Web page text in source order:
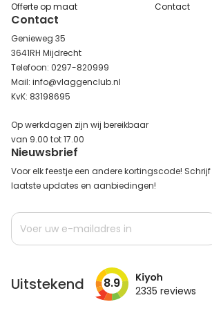
Offerte op maat
Contact
Contact
Genieweg 35
3641RH Mijdrecht
Telefoon: 0297-820999
Mail: info@vlaggenclub.nl
KvK: 83198695
Op werkdagen zijn wij bereikbaar
van 9.00 tot 17.00
Nieuwsbrief
Voor elk feestje een andere kortingscode!
laatste updates en aanbiedingen!
Abonneer
op
Uitstekend 8.9 2335 reviews